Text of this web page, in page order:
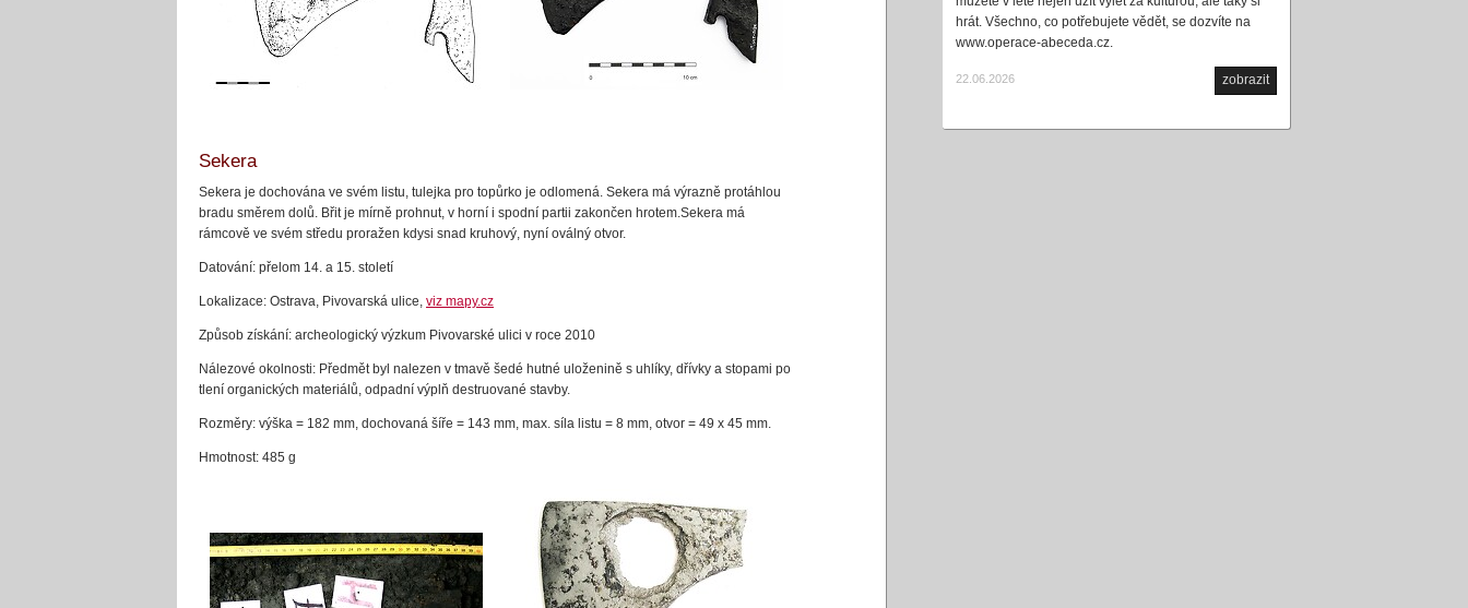
hrát. Všechno, co potřebujete vědět, se dozvíte na
www.operace-abeceda.cz.
22.06.2026 zobrazit
Sekera
Sekera je dochována ve svém listu, tulejka pro topůrko je odlomená. Sekera má výrazně protáhlou
bradu směrem dolů. Břit je mírně prohnut, v horní i spodní partii zakončen hrotem.Sekera má
rámcově ve svém středu proražen kdysi snad kruhový, nyní oválný otvor.
Datování: přelom 14. a 15. století
Lokalizace: Ostrava, Pivovarská ulice, viz mapy.cz
Způsob získání: archeologický výzkum Pivovarské ulici v roce 2010
Nálezové okolnosti: Předmět byl nalezen v tmavě šedé hutné uloženině s uhlíky, dřívky a stopami po
tlení organických materiálů, odpadní výplň destruované stavby.
Rozměry: výška = 182 mm, dochovaná šíře = 143 mm, max. síla listu = 8 mm, otvor = 49 x 45 mm.
Hmotnost: 485 g